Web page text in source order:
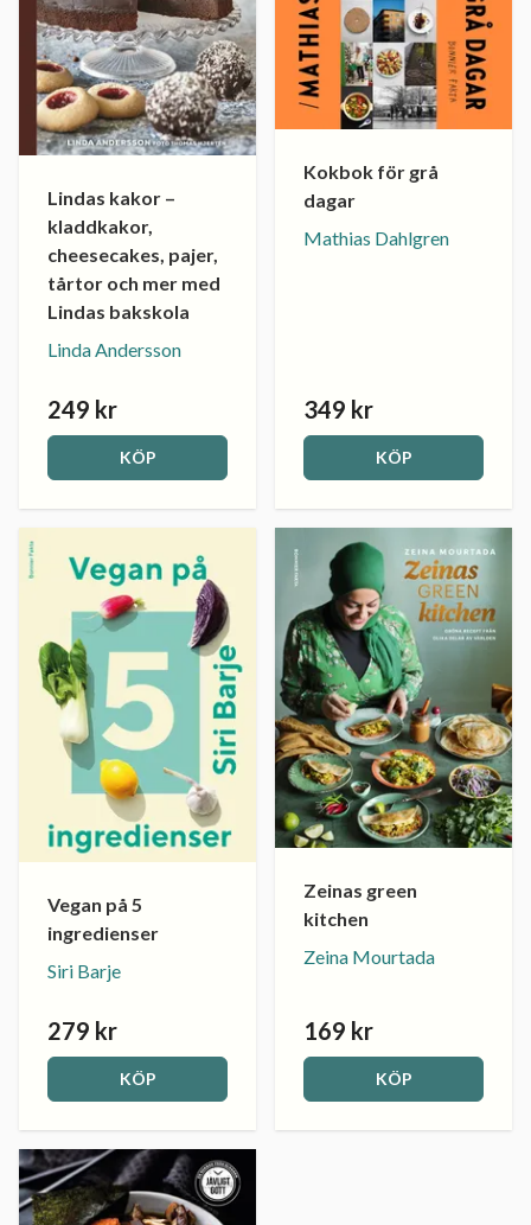
Lindas kakor –
kladdkakor,
cheesecakes, pajer,
tårtor och mer med
Lindas bakskola
Linda Andersson
249 kr
KÖP
Kokbok för grå
dagar
Mathias Dahlgren
349 kr
KÖP
Vegan på 5
ingredienser
Siri Barje
279 kr
KÖP
Zeinas green
kitchen
Zeina Mourtada
169 kr
KÖP